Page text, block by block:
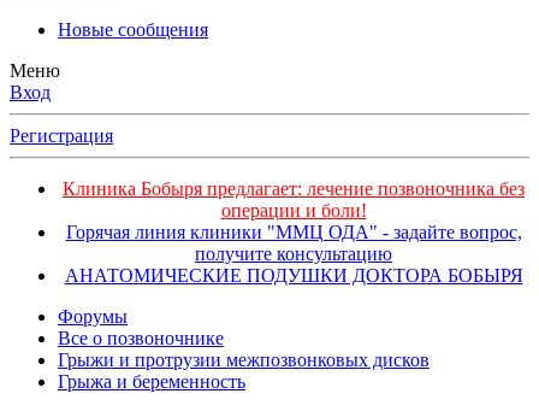
Новые сообщения
Меню
Вход
Регистрация
Клиника Бобыря предлагает: лечение позвоночника без
операции и боли!
Горячая линия клиники "ММЦ ОДА" - задайте вопрос,
получите консультацию
АНАТОМИЧЕСКИЕ ПОДУШКИ ДОКТОРА БОБЫРЯ
Форумы
Все о позвоночнике
Грыжи и протрузии межпозвонковых дисков
Грыжа и беременность